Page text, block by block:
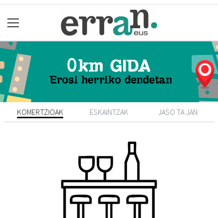
KOMERTZIOAK ESKAINTZAK JASO TA JAN